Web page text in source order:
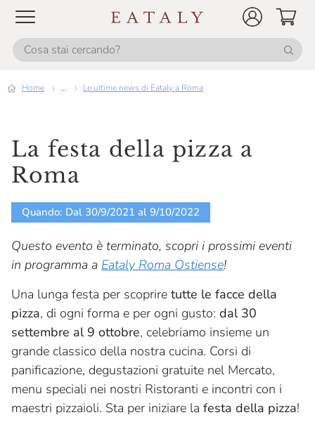
Home ... Le ultime news di Eataly a Roma
La festa della pizza a
Roma
Quando: Dal 30/9/2021 al 9/10/2022
Questo evento è terminato, scopri i prossimi eventi
in programma a Eataly Roma Ostiense!
Una lunga festa per scoprire tutte le facce della
pizza, di ogni forma e per ogni gusto: dal 30
settembre al 9 ottobre, celebriamo insieme un
grande classico della nostra cucina. Corsi di
panificazione, degustazioni gratuite nel Mercato,
menu speciali nei nostri Ristoranti e incontri con i
maestri pizzaioli. Sta per iniziare la festa della pizza!